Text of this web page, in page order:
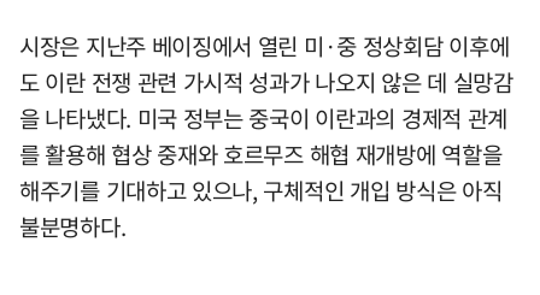
시장은 지난주 베이징에서 열린 미·중 정상회담 이후에
도 이란 전쟁 관련 가시적 성과가 나오지 않은 데 실망감
을 나타냈다. 미국 정부는 중국이 이란과의 경제적 관계
를 활용해 협상 중재와 호르무즈 해협 재개방에 역할을
해주기를 기대하고 있으나, 구체적인 개입 방식은 아직
불분명하다.